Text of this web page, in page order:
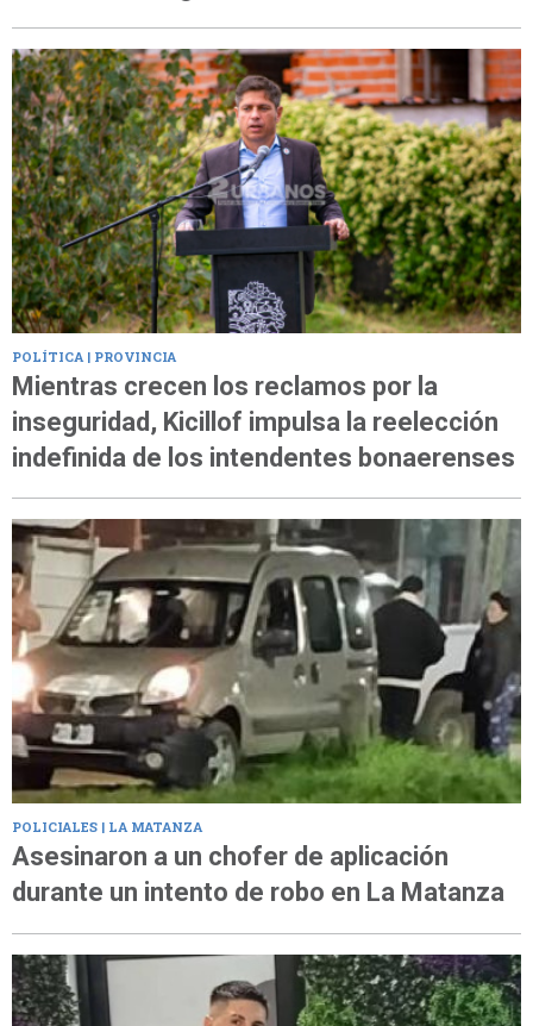
POLÍTICA | PROVINCIA
Mientras crecen los reclamos por la
inseguridad, Kicillof impulsa la reelección
indefinida de los intendentes bonaerenses
POLICIALES | LA MATANZA
Asesinaron a un chofer de aplicación
durante un intento de robo en La Matanza